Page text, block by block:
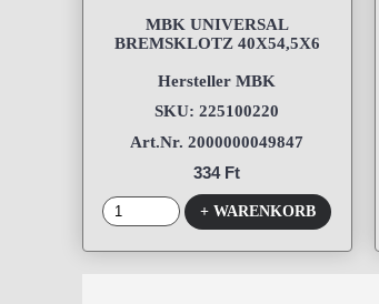
MBK UNIVERSAL
BREMSKLOTZ 40X54,5X6
Hersteller MBK
SKU: 225100220
Art.Nr. 2000000049847
334 Ft
+ WARENKORB